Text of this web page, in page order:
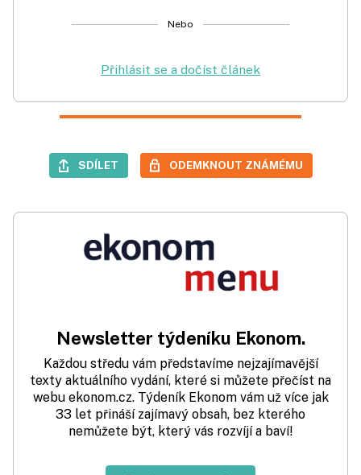
Nebo
Přihlásit se a dočíst článek
SDÍLET ODEMKNOUT ZNÁMÉMU
Newsletter týdeníku Ekonom.
Každou středu vám představíme nejzajímavější
texty aktuálního vydání, které si můžete přečíst na
webu ekonom.cz. Týdeník Ekonom vám už více jak
33 let přináší zajímavý obsah, bez kterého
nemůžete být, který vás rozvíjí a baví!